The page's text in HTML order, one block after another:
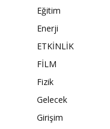
Eğitim
Enerji
ETKİNLİK
FİLM
Fizik
Gelecek
Girişim